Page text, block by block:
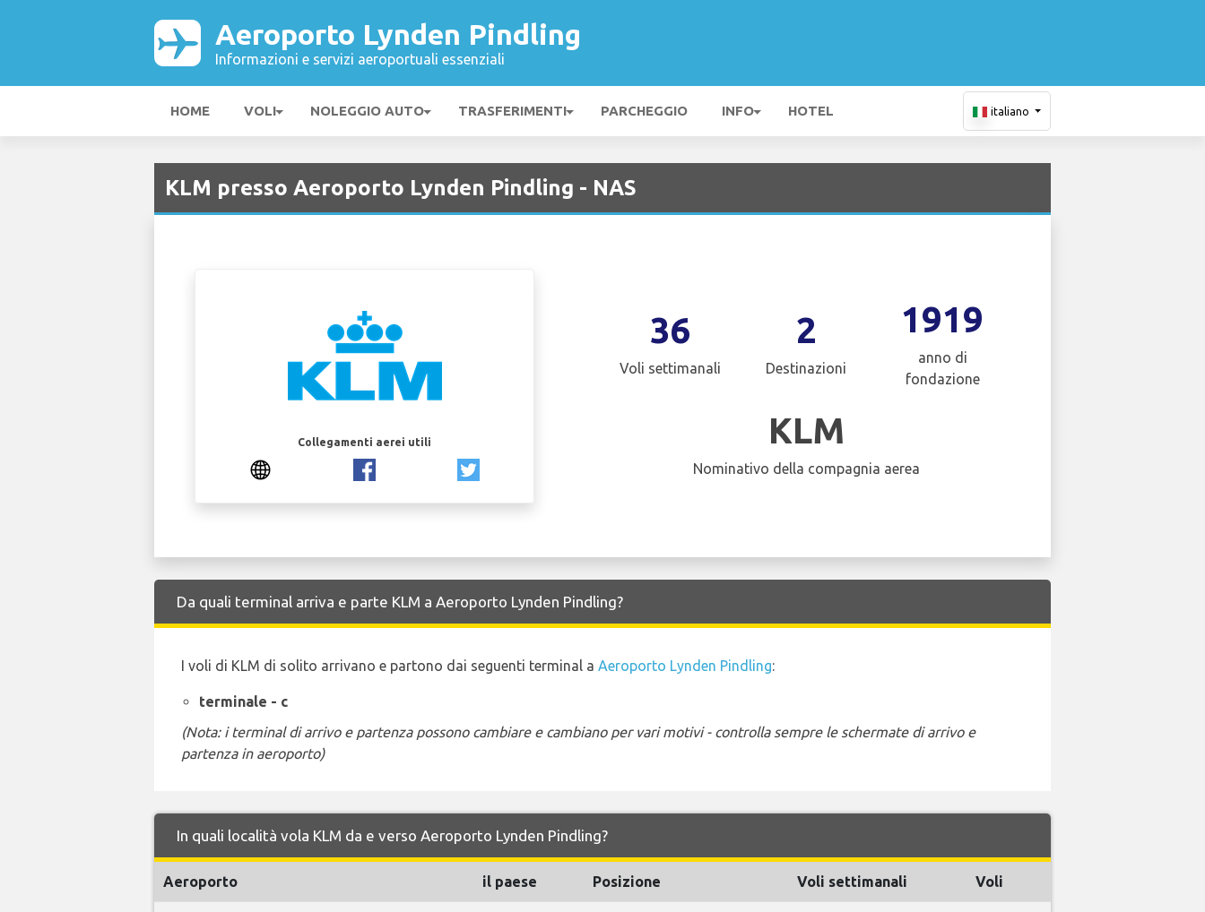
Aeroporto Lynden Pindling
Informazioni e servizi aeroportuali essenziali
HOME VOLI NOLEGGIO AUTO TRASFERIMENTI PARCHEGGIO INFO HOTEL italiano
KLM presso Aeroporto Lynden Pindling - NAS
Collegamenti aerei utili
36
Voli settimanali
2
Destinazioni
1919
anno di
fondazione
KLM
Nominativo della compagnia aerea
Da quali terminal arriva e parte KLM a Aeroporto Lynden Pindling?
I voli di KLM di solito arrivano e partono dai seguenti terminal a Aeroporto Lynden Pindling:
terminale - c
(Nota: i terminal di arrivo e partenza possono cambiare e cambiano per vari motivi - controlla sempre le schermate di arrivo e
partenza in aeroporto)
In quali località vola KLM da e verso Aeroporto Lynden Pindling?
Aeroporto il paese Posizione Voli settimanali Voli